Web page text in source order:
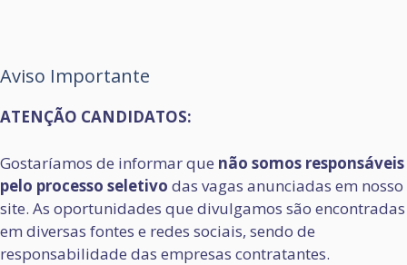
Aviso Importante
ATENÇÃO CANDIDATOS:
Gostaríamos de informar que não somos responsáveis
pelo processo seletivo das vagas anunciadas em nosso
site. As oportunidades que divulgamos são encontradas
em diversas fontes e redes sociais, sendo de
responsabilidade das empresas contratantes.